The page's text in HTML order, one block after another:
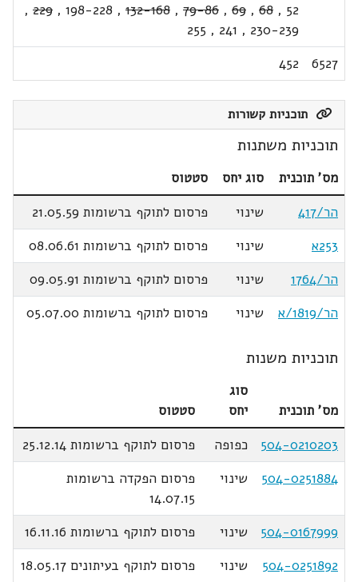
52
,
68
,
69
,
79-86
,
132-168
,
198-228
,
229
,
230-239
,
241
,
255
6527
452
תוכניות קשורות
תוכניות משתנות
מס' תוכנית סוג יחס
סטטוס
הר/417
שינוי
פרסום לתוקף ברשומות 21.05.59
253א
שינוי
פרסום לתוקף ברשומות 08.06.61
הר/1764
שינוי
פרסום לתוקף ברשומות 09.05.91
הר/1819/א
שינוי פרסום לתוקף ברשומות 05.07.00
תוכניות משנות
מס' תוכנית
סוג
יחס
סטטוס
504-0210203
כפופה
פרסום לתוקף ברשומות 25.12.14
504-0251884
שינוי
פרסום הפקדה ברשומות
14.07.15
504-0167999
שינוי
פרסום לתוקף ברשומות 16.11.16
504-0251892
שינוי פרסום לתוקף בעיתונים 18.05.17